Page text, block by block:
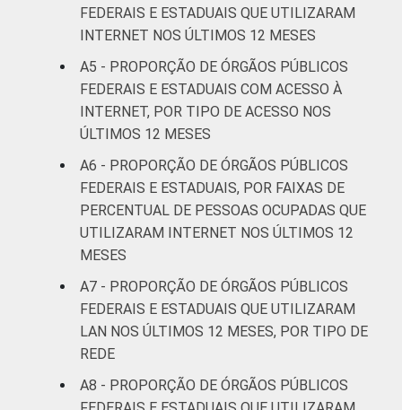
FEDERAIS E ESTADUAIS QUE UTILIZARAM
INTERNET NOS ÚLTIMOS 12 MESES
A5 - PROPORÇÃO DE ÓRGÃOS PÚBLICOS
FEDERAIS E ESTADUAIS COM ACESSO À
INTERNET, POR TIPO DE ACESSO NOS
ÚLTIMOS 12 MESES
A6 - PROPORÇÃO DE ÓRGÃOS PÚBLICOS
FEDERAIS E ESTADUAIS, POR FAIXAS DE
PERCENTUAL DE PESSOAS OCUPADAS QUE
UTILIZARAM INTERNET NOS ÚLTIMOS 12
MESES
A7 - PROPORÇÃO DE ÓRGÃOS PÚBLICOS
FEDERAIS E ESTADUAIS QUE UTILIZARAM
LAN NOS ÚLTIMOS 12 MESES, POR TIPO DE
REDE
A8 - PROPORÇÃO DE ÓRGÃOS PÚBLICOS